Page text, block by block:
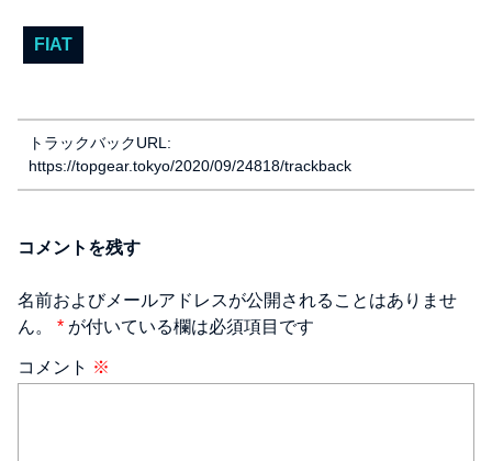
FIAT
トラックバックURL:
https://topgear.tokyo/2020/09/24818/trackback
コメントを残す
名前およびメールアドレスが公開されることはありませ
ん。 * が付いている欄は必須項目です
コメント ※